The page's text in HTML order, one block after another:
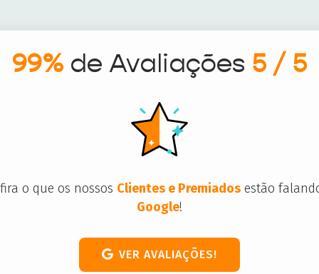
99% de Avaliações 5 / 5
o que os nossos Clientes e Premiados estão
Google!
VER AVALIAÇÕES!